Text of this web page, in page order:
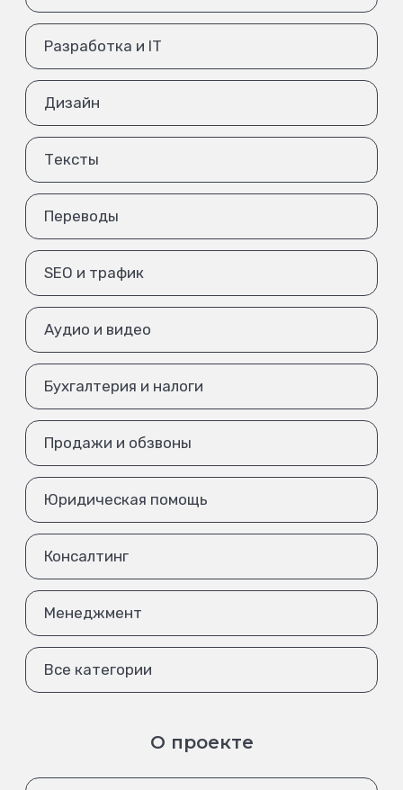
Разработка и IT
Дизайн
Тексты
Переводы
SEO и трафик
Аудио и видео
Бухгалтерия и налоги
Продажи и обзвоны
Юридическая помощь
Консалтинг
Менеджмент
Все категории
О проекте